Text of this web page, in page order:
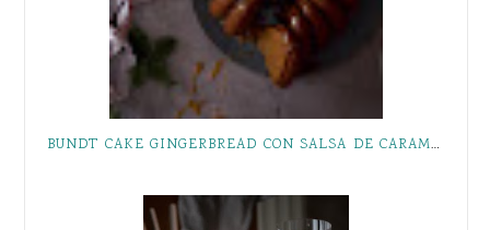
BUNDT CAKE GINGERBREAD CON SALSA DE CARAMELO